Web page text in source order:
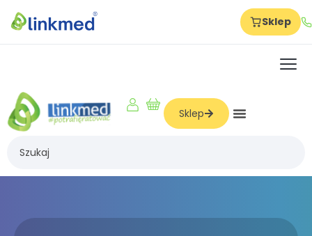
Sklep
Dla firm
Dla hoteli
Sklep